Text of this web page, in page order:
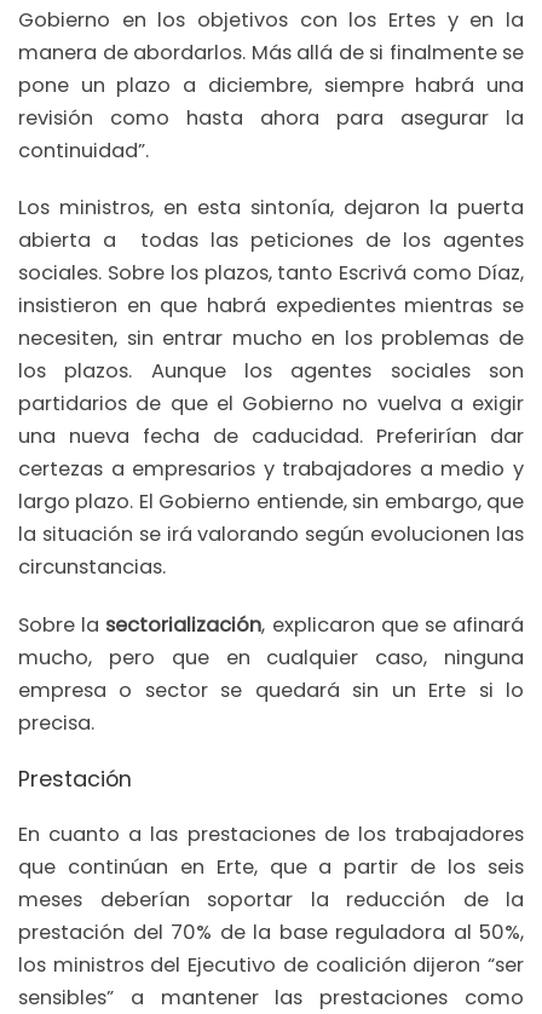
Gobierno en los objetivos con los Ertes y en la
manera de abordarlos. Más allá de si finalmente se
pone un plazo a diciembre, siempre habrá una
revisión como hasta ahora para asegurar la
continuidad”.
Los ministros, en esta sintonía, dejaron la puerta
abierta a todas las peticiones de los agentes
sociales. Sobre los plazos, tanto Escrivá como Díaz,
insistieron en que habrá expedientes mientras se
necesiten, sin entrar mucho en los problemas de
los plazos. Aunque los agentes sociales son
partidarios de que el Gobierno no vuelva a exigir
una nueva fecha de caducidad. Preferirían dar
certezas a empresarios y trabajadores a medio y
largo plazo. El Gobierno entiende, sin embargo, que
la situación se irá valorando según evolucionen las
circunstancias.
Sobre la sectorialización, explicaron que se afinará
mucho, pero que en cualquier caso, ninguna
empresa o sector se quedará sin un Erte si lo
precisa.
Prestación
En cuanto a las prestaciones de los trabajadores
que continúan en Erte, que a partir de los seis
meses deberían soportar la reducción de la
prestación del 70% de la base reguladora al 50%,
los ministros del Ejecutivo de coalición dijeron “ser
sensibles” a mantener las prestaciones como